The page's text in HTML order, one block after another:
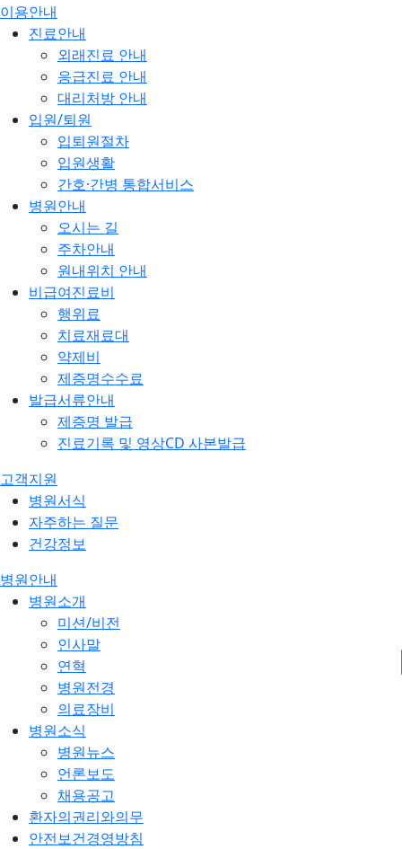
이용안내
진료안내
외래진료 안내
응급진료 안내
대리처방 안내
입원/퇴원
입퇴원절차
입원생활
간호·간병 통합서비스
병원안내
오시는 길
주차안내
원내위치 안내
비급여진료비
행위료
치료재료대
약제비
제증명수수료
발급서류안내
제증명 발급
진료기록 및 영상CD 사본발급
고객지원
병원서식
자주하는 질문
건강정보
병원안내
병원소개
미션/비전
인사말
연혁
병원전경
의료장비
병원소식
병원뉴스
언론보도
채용공고
환자의권리와의무
안전보건경영방침